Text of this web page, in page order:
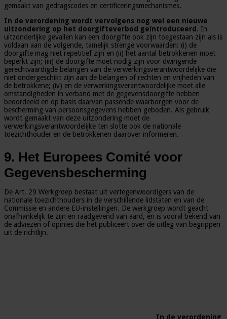
gemaakt van gedragscodes en certificeringsmechanismes.
In de verordening wordt vervolgens nog wel een nieuwe
uitzondering op het doorgifteverbod geïntroduceerd. In
uitzonderlijke gevallen kan een doorgifte ook zijn toegestaan zijn als is
voldaan aan de volgende, tamelijk strenge voorwaarden: (i) de
doorgifte mag niet repetitief zijn en (ii) het aantal betrokkenen moet
beperkt zijn; (iii) de doorgifte moet nodig zijn voor dwingende
gerechtvaardigde belangen van de verwerkingsverantwoordelijke die
niet ondergeschikt zijn aan de belangen of rechten en vrijheden van
de betrokkene; (iv) en de verwerkingsverantwoordelijke moet alle
omstandigheden in verband met de gegevensdoorgifte hebben
beoordeeld en op basis daarvan passende waarborgen voor de
bescherming van persoonsgegevens hebben geboden. Als gebruik
wordt gemaakt van deze uitzondering moet de
verwerkingsverantwoordelijke ten slotte ook de nationale
toezichthouder en de betrokkenen daarover informeren.
9. Het Europees Comité voor
Gegevensbescherming
De Art. 29 Werkgroep bestaat uit vertegenwoordigers van de
nationale toezichthouders in de verschillende lidstaten en van de
Commissie en andere EU-instellingen. De werkgroep wordt geacht
onafhankelijk te zijn en raadgevend van aard, en is vooral bekend van
de adviezen of opinies die het publiceert over de uitleg van begrippen
uit de richtlijn.
In de verordening